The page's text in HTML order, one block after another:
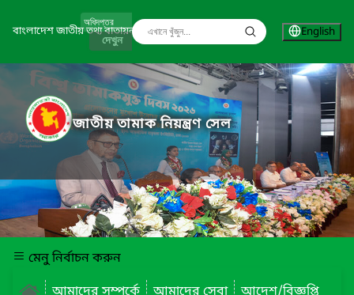
বাংলাদেশ জাতীয় তথ্য বাতায়ন
দেখুন
English
জাতীয় তামাক নিয়ন্ত্রণ সেল
মেনু নির্বাচন করুন